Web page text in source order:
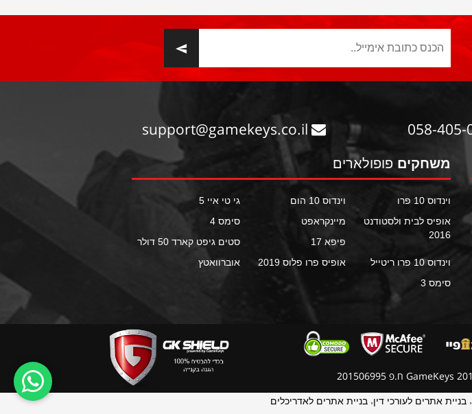
support@gamekeys.co.il
משחקים פופולארים
וינדוס 10 פרו וינדוס 10 הום
גי טי איי 5
אופיס לבית ולסטודנט
2016
מיינקראפט
סימס 4
פיפא 17
סטים גיפט קארד 50 דולר
וינדוס 10 פרו ריטייל
אופיס פרו פלוס 2019
אוברוואטץ
סימס 3
, בניית אתרים לעורכי דין, בניית אתרים לאדריכלים